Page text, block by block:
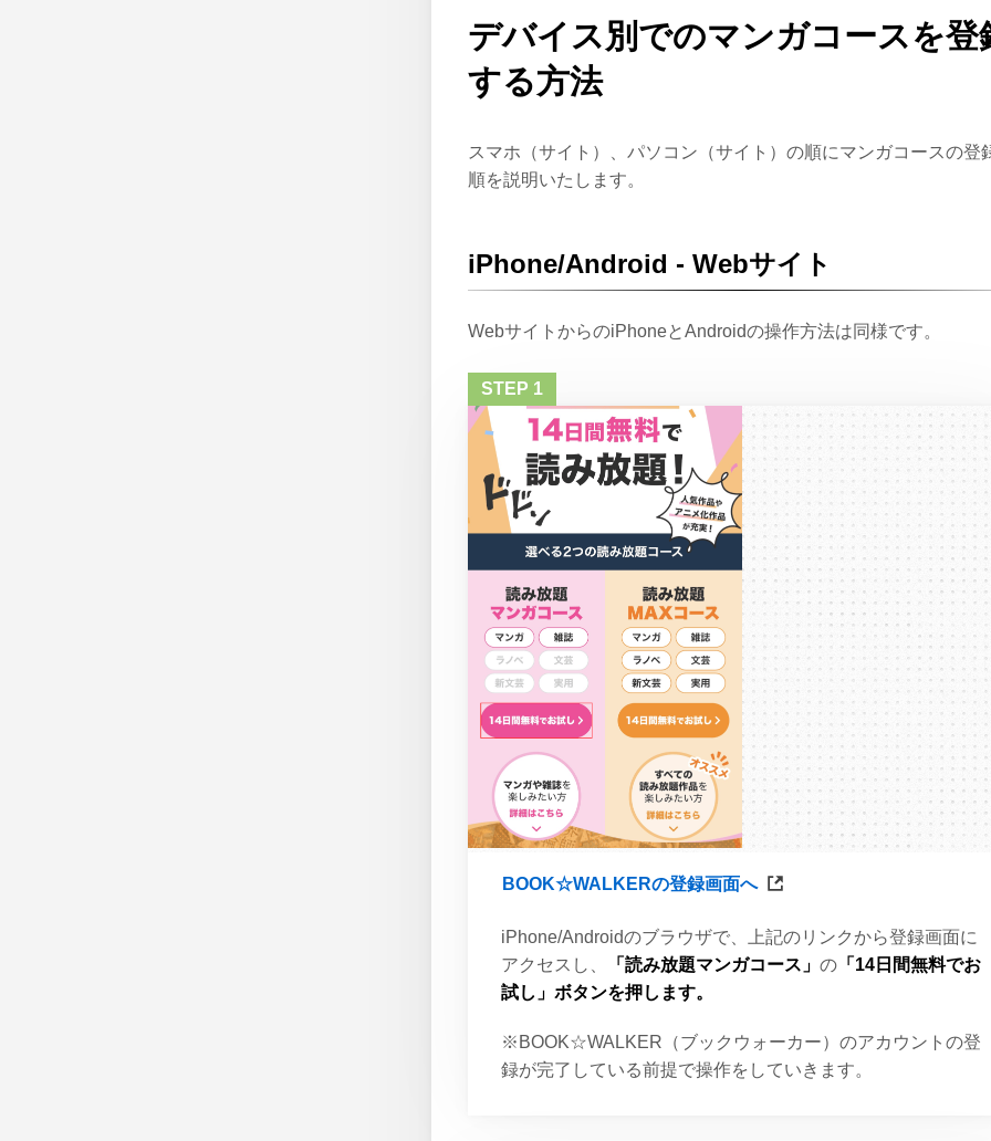
デバイス別でのマンガコースを登
する方法
スマホ（サイト）、パソコン（サイト）の順にマンガコースの登
順を説明いたします。
iPhone/Android - Webサイト
WebサイトからのiPhoneとAndroidの操作方法は同様です。
BOOK☆WALKERの登録画面へ
iPhone/Androidのブラウザで、上記のリンクから登録画面に
アクセスし、
「読み放題マンガコース」の 「14日間無料でお
試し」ボタンを押します。
※BOOK☆WALKER（ブックウォーカー）のアカウントの登
録が完了している前提で操作をしていきます。